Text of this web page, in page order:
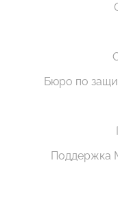
Бюро по
Поддержка